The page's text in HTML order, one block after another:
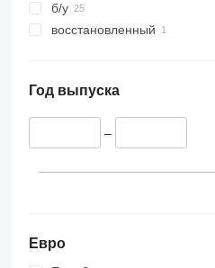
б/у
восстановленный
Год выпуска
–
Евро